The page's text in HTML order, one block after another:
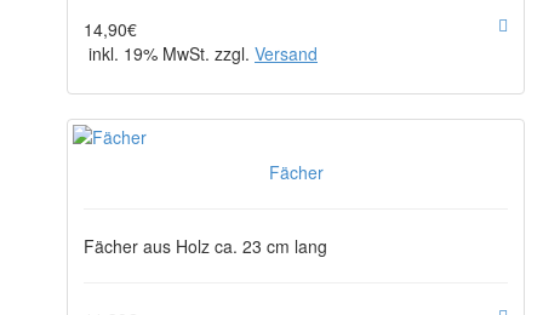
14,90€
inkl. 19% MwSt. zzgl. Versand
Fächer
Fächer aus Holz ca. 23 cm lang